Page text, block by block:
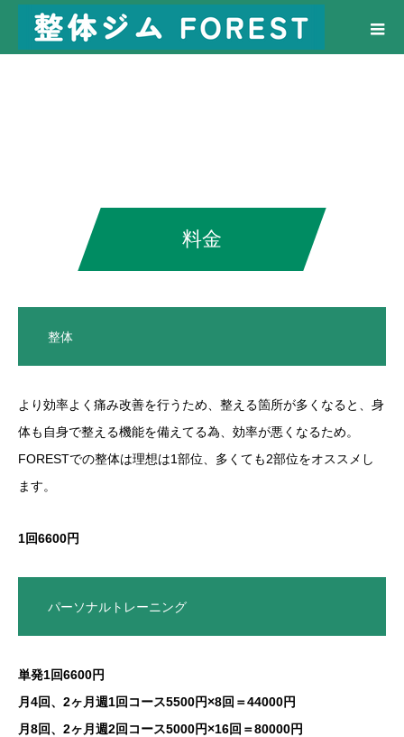
料金
整体
より効率よく痛み改善を行うため、整える箇所が多くなると、身
体も自身で整える機能を備えてる為、効率が悪くなるため。
FORESTでの整体は理想は1部位、多くても2部位をオススメし
ます。
1回6600円
パーソナルトレーニング
単発1回6600円
月4回、2ヶ月週1回コース5500円×8回＝44000円
月8回、2ヶ月週2回コース5000円×16回＝80000円